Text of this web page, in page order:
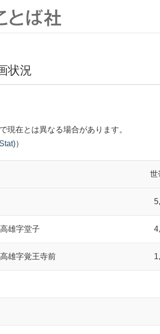
状況
在とは異なる場合があります。
）
世
雄字堂子
雄字覚王寺前